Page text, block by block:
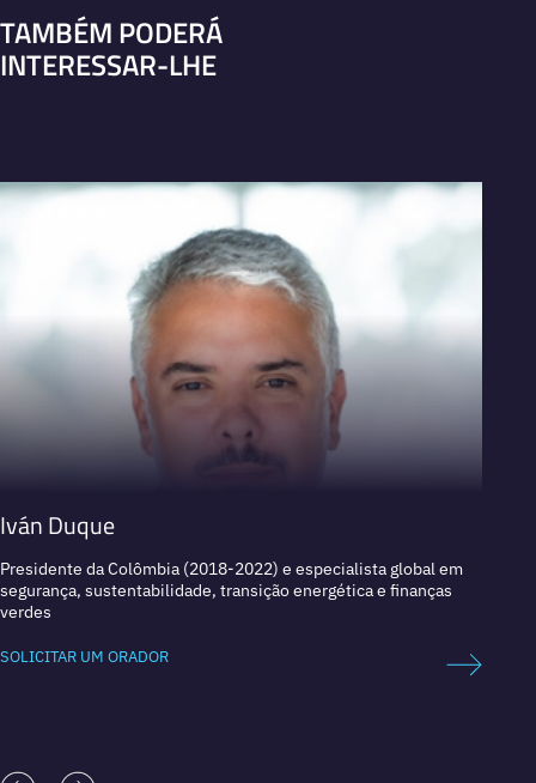
TAMBÉM PODERÁ
INTERESSAR-LHE
Iván Duque
Presidente da Colômbia (2018-2022) e especialista global em
segurança, sustentabilidade, transição energética e finanças
verdes
SOLICITAR UM ORADOR